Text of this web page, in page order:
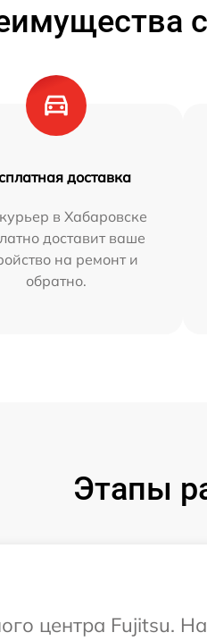
доставка
в Хабаровске
доставит ваше
на ремонт и
обратно.
Этапы
центра Fujitsu.